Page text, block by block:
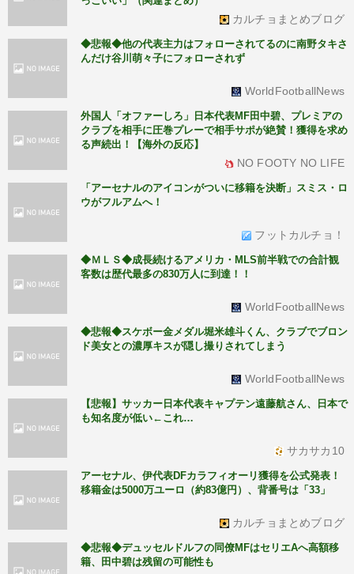
カルチョまとめブログ
◆悲報◆他の代表主力はフォローされてるのに南野タキさ
んだけ谷川萌々子にフォローされず
WorldFootballNews
外国人「オファーしろ」日本代表MF田中碧、プレミアの
クラブを相手に圧巻プレーで相手サポが絶賛！獲得を求め
る声続出！【海外の反応】
NO FOOTY NO LIFE
「アーセナルのアイコンがついに移籍を決断」スミス・ロ
ウがフルアムへ！
フットカルチョ！
◆ＭＬＳ◆成長続けるアメリカ・MLS前半戦での合計観
客数は歴代最多の830万人に到達！！
WorldFootballNews
◆悲報◆スケボー金メダル堀米雄斗くん、クラブでブロン
ド美女との濃厚キスが隠し撮りされてしまう
WorldFootballNews
【悲報】サッカー日本代表キャプテン遠藤航さん、日本で
も知名度が低い←これ…
サカサカ10
アーセナル、伊代表DFカラフィオーリ獲得を公式発表！
移籍金は5000万ユーロ（約83億円）、背番号は「33」
カルチョまとめブログ
◆悲報◆デュッセルドルフの同僚MFはセリエAへ高額移
籍、田中碧は残留の可能性も